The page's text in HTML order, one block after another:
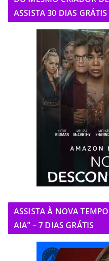
ASSISTA 30 DIAS GRÁTIS
ASSISTA À NOVA
AIA” – 7 DIAS GRÁTIS